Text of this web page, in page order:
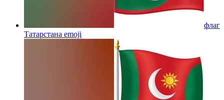
флаг
Татарстана emoji